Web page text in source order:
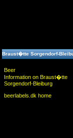
Braust�tte Sorgendorf-
Beer
Information on Braust�tte
Sorgendorf-Bleiburg
beerlabels.dk home